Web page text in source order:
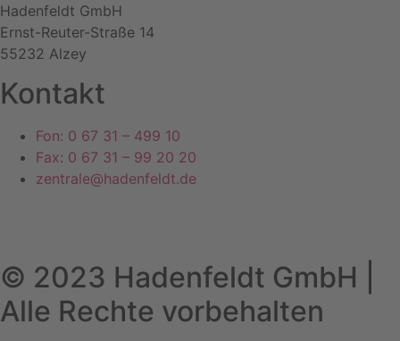
Hadenfeldt GmbH
Ernst-Reuter-Straße 14
55232 Alzey
Kontakt
Fon: 0 67 31 – 499 10
Fax: 0 67 31 – 99 20 20
zentrale@hadenfeldt.de
© 2023 Hadenfeldt GmbH |
Alle Rechte vorbehalten